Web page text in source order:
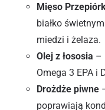
Mięso
białko
miedzi i żelaza.
Olej z łososia –
Omega 3 EPA i
Drożdże piwne
poprawiają